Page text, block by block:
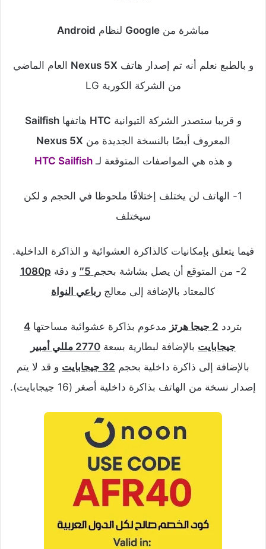
مباشرة من Google لنظام Android
و بالطبع نعلم أنه تم إصدار هاتف Nexus 5X العام الماضي
من الشركة الكورية LG
و قريبا ستصدر الشركة التيوانية HTC هاتفهاSailfish
المعروف أيضًا بالنسخة الجديدة من Nexus 5X
و هذه هي المواصفات المتوقعة لـHTC Sailfish
1- الهاتف لن يختلف إختلافًا ملحوظا في الحجم و لكن
سيختلف
فيما يتعلق بإمكانيات كالذاكرة العشوائية و الذاكرة الداخلية.
2- من المتوقع أن يصل بشاشة بحجم
5″ و دقة 1080p
كالمعتاد بالإضافة إلى معالج رباعي النواة
بتردد 2 جيجا هرتز مدعوم بذاكرة عشوائية مساحتها 4
جيجابايت بالإضافة لبطارية بسعة 2770 مللي أمبير
بالإضافة إلى ذاكرة داخلية بحجم 32 جيجابايت
و قد لا يتم
إصدار نسخة من الهاتف بذاكرة داخلية أصغر (16 جيجابايت).